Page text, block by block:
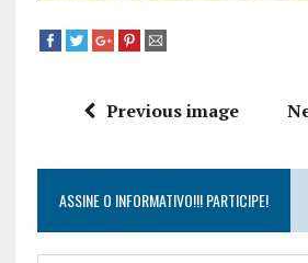
Previous image
ASSINE O INFORMATIVO!!! PARTICIPE!